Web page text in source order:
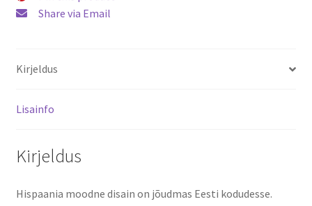
Share via Email
Kirjeldus
Lisainfo
Kirjeldus
Hispaania moodne disain on jõudmas Eesti kodudesse.